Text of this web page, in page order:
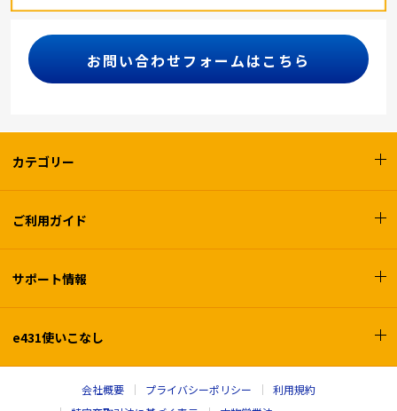
お問い合わせフォームはこちら
カテゴリー
ご利用ガイド
サポート情報
e431使いこなし
会社概要 プライバシーポリシー
利用規約